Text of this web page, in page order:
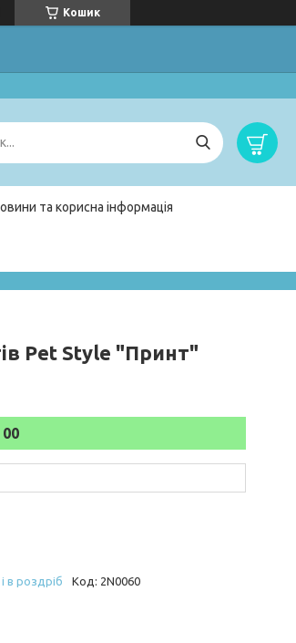
Кошик
та корисна інформація
Pet Style "Принт"
00
в роздріб Код: 2N0060